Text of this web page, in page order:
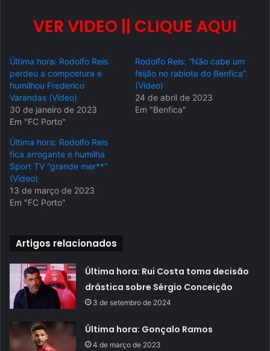
VER VIDEO || CLIQUE AQUI
Última hora: Rodolfo Reis
perdeu a compostura e
humilhou Frederico
Varandas (Vídeo)
30 de janeiro de 2023
Em "FC Porto"
Rodolfo Reis: “Não cabe um
feijão no rabiote do Benfica”
(Vídeo)
24 de abril de 2023
Em "Benfica"
Última hora: Rodolfo Reis
fica arrogante e humilha
Sport TV “grande mer**”
(Vídeo)
13 de março de 2023
Em "FC Porto"
Artigos relacionados
Última hora: Rui Costa toma decisão
drástica sobre Sérgio Conceição
3 de setembro de 2024
Última hora: Gonçalo Ramos
4 de março de 2023